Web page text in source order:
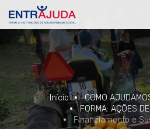
Início COMO
FORMA: AÇÕES
Financiamento e